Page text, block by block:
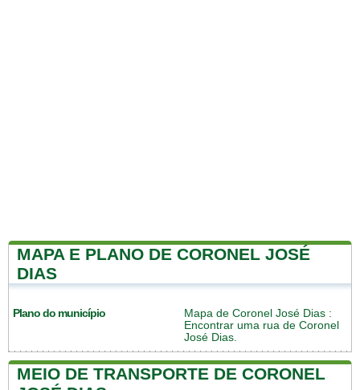
MAPA E PLANO DE CORONEL JOSÉ
DIAS
Plano do município Mapa de Coronel José Dias :
Encontrar uma rua de Coronel
José Dias.
MEIO DE TRANSPORTE DE CORONEL